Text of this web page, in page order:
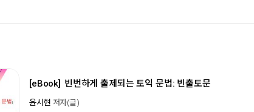
[eBook] 빈번하게 출제되는 토익 문법: 빈출토문
윤시현 저자(글)